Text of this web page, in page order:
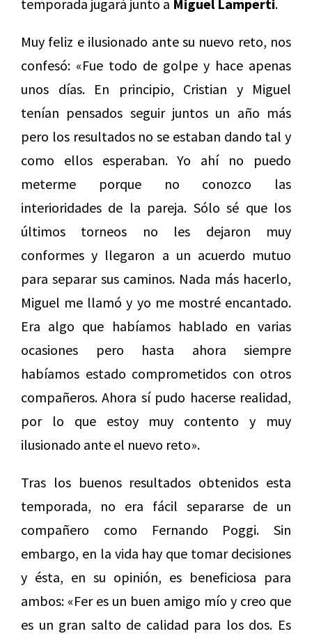
temporada jugará junto a Miguel Lamperti.
Muy feliz e ilusionado ante su nuevo reto, nos
confesó: «Fue todo de golpe y hace apenas
unos días. En principio, Cristian y Miguel
tenían pensados seguir juntos un año más
pero los resultados no se estaban dando tal y
como ellos esperaban. Yo ahí no puedo
meterme porque no conozco las
interioridades de la pareja. Sólo sé que los
últimos torneos no les dejaron muy
conformes y llegaron a un acuerdo mutuo
para separar sus caminos. Nada más hacerlo,
Miguel me llamó y yo me mostré encantado.
Era algo que habíamos hablado en varias
ocasiones pero hasta ahora siempre
habíamos estado comprometidos con otros
compañeros. Ahora sí pudo hacerse realidad,
por lo que estoy muy contento y muy
ilusionado ante el nuevo reto».
Tras los buenos resultados obtenidos esta
temporada, no era fácil separarse de un
compañero como Fernando Poggi. Sin
embargo, en la vida hay que tomar decisiones
y ésta, en su opinión, es beneficiosa para
ambos: «Fer es un buen amigo mío y creo que
es un gran salto de calidad para los dos. Es